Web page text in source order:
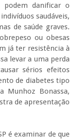
danificar o
saudáveis,
de saúde graves.
ou obesas
já ter resistência à
levar a uma perda
sérios efeitos
de diabetes tipo
Munhoz Bonassa,
de apresentação
é examinar de que